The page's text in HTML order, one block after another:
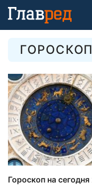
Гороскоп на